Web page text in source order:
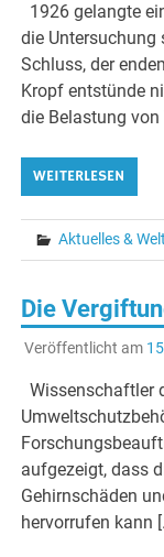
1926 gelangte
die Untersuchung
Schluss, der
Kropf entstünde
die Belastung von
WEITERLESEN
Aktuelles &
Die
Veröffentlicht am
Wissenschaftler
aufgezeigt, dass
Gehirnschäden
hervorrufen kann